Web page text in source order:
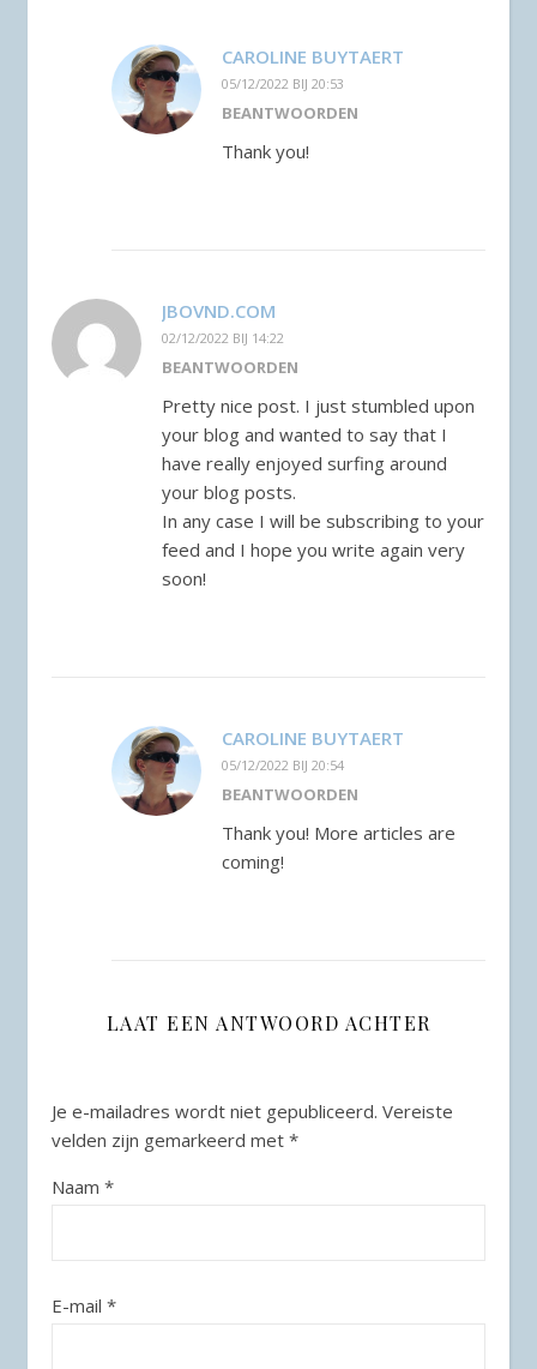
CAROLINE BUYTAERT
05/12/2022 BIJ 20:53
BEANTWOORDEN
Thank you!
JBOVND.COM
02/12/2022 BIJ 14:22
BEANTWOORDEN
Pretty nice post. I just stumbled upon
your blog and wanted to say that I
have really enjoyed surfing around
your blog posts.
In any case I will be subscribing to your
feed and I hope you write again very
soon!
CAROLINE BUYTAERT
05/12/2022 BIJ 20:54
BEANTWOORDEN
Thank you! More articles are
coming!
LAAT EEN ANTWOORD ACHTER
Je e-mailadres wordt niet gepubliceerd. Vereiste
velden zijn gemarkeerd met *
Naam *
E-mail *